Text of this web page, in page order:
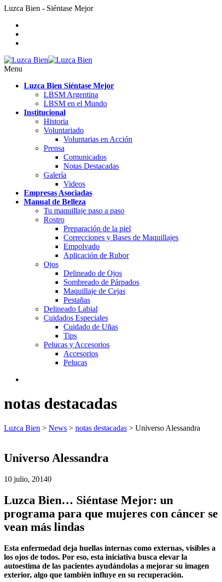
Luzca Bien - Siéntase Mejor
Menu
Luzca Bien Siéntase Mejor
LBSM Argentina
LBSM en el Mundo
Institucional
Historia
Voluntariado
Voluntarias en Acción
Prensa
Comunicados
Notas Destacadas
Galería
Videos
Empresas Asociadas
Manual de Belleza
Tu maquillaje paso a paso
Rostro
Preparación de la piel
Correcciones y Bases de Maquillajes
Empolvado
Aplicación de Rubor
Ojos
Delineado de Ojos
Sombreado de Párpados
Maquillaje de Cejas
Pestañas
Delineado Labial
Cuidados Especiales
Cuidado de Uñas
Tips
Pelucas y Accesorios
Accesorios
Pelucas
notas destacadas
Luzca Bien > News > notas destacadas > Universo Alessandra
Universo Alessandra
10 julio, 20140
Luzca Bien… Siéntase Mejor: un
programa para que mujeres con cáncer se
vean más lindas
Esta enfermedad deja huellas internas como externas, visibles a
los ojos de todos. Por eso, esta iniciativa busca elevar la
autoestima de las pacientes ayudándolas a mejorar su imagen
exterior, algo que también influye en su recuperación.